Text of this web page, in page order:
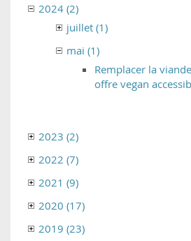
2024 (2)
juillet (1)
mai (1)
Remplacer la
offre vegan
2023 (2)
2022 (7)
2021 (9)
2020 (17)
2019 (23)